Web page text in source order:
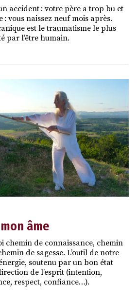
accident : votre père a trop bu et
vous naissez neuf mois après.
est le traumatisme le plus
par l’être humain.
âme
chemin de connaissance, chemin
de sagesse. L’outil de notre
soutenu par un bon état
de l’esprit (intention,
respect, confiance…).